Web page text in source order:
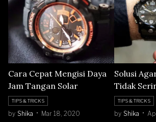
Cara Cepat Mengisi Daya
Jam Tangan Solar
TIPS & TRICKS
by Shika Mar 18, 2020
Solusi
Tidak
TIPS & TRICKS
by Shika